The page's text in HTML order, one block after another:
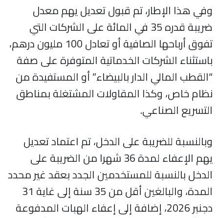
وفي هذا الإطار، تم قبول تعديل يهم معدل
ضريبة قدره 35 في المائة على الشركات التي
تفوق أرباحها الصافية أو تعادل 100 مليون درهم،
باستثناء الشركات الخدماتية المتوفرة على صفة
“القطب المالي الدار بالبيضاء” أو المستفيدة من
نظام خاص، وكذا المقاولات المشتغلة بمناطق
التسريع الصناعي.
وبالنسبة للضريبة على الدخل، تم اعتماد تعديل
يهم الإعفاء لمدة 36 شهرا من الضريبة على
الدخل بالنسبة للمستخدمين الجدد بعقد غير محدد
المدة، والبالغين أقل من 35 سنة إلى غاية 31
دجنبر 2026، إضافة إلى إعفاء الهبات المدفوعة